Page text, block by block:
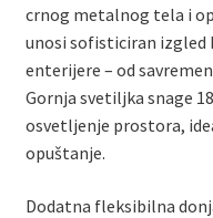
crnog metalnog tela i
unosi sofisticiran izgled
enterijere – od
Gornja svetiljka snage
osvetljenje prostora,
opuštanje.
Dodatna fleksibilna